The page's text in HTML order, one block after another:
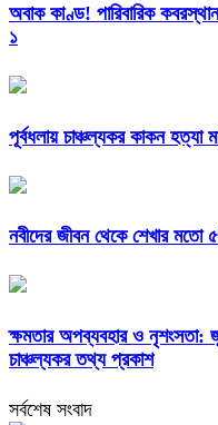
অবাক কাণ্ড! পারিবারিক
১
পূর্বধলায় চাঞ্চল্যকর কাকন হত্যা
নবীদের জীবন থেকে শেখার মতো
ক্ষমতার অপব্যবহার ও নৃশংসতা:
চাঞ্চল্যকর তথ্য প্রকাশ
সর্বশেষ সংবাদ